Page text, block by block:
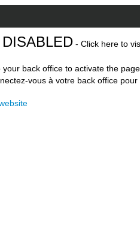
- Click here to
back office to activate the
vous à votre back office